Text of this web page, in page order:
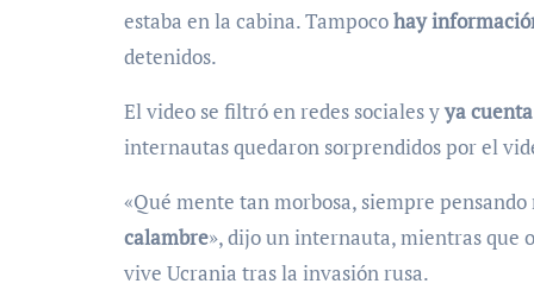
estaba en la cabina. Tampocohay
detenidos.
El video se filtró en redes sociales yya
internautas quedaron sorprendidos por el
«Qué mente tan morbosa, siempre pensando
calambre», dijo un internauta, mientras que
vive Ucrania tras la invasión rusa.